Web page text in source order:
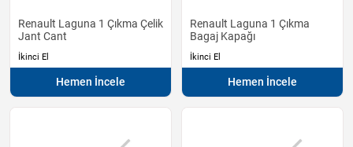
Renault Laguna 1 Çıkma Çelik
Jant Cant
İkinci El
Hemen İncele
Renault Laguna 1 Çıkma
Bagaj Kapağı
İkinci El
Hemen İncele